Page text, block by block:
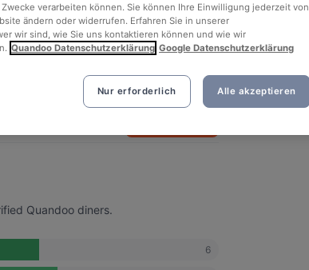
See all 4 photos
Quandoo diners.
6
verarbeiten können. Sie können Ihre Einwilligung jederzeit von
ändern oder widerrufen. Erfahren Sie in unserer
wir sind, wie Sie uns kontaktieren können und wie wir
Quandoo Datenschutzerklärung Google Datenschutzerklärung
Nur erforderlich Alle akzeptieren